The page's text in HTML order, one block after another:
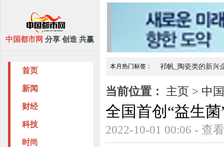
中国都市网 分享 创造 共赢
首页
新闻
财经
科技
时尚
本月热门标签： 祁帆_陶瓷类的新兴
中国山西首届驼奶文化节 【勇担
当前位置： 主页 > 中
全国首创“益生
2022-10-01 00:06 - 查